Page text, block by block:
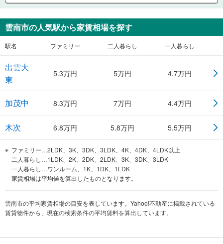
雲南市の人気駅から家賃相場を探す
駅名 ファミリー 二人暮らし 一人暮らし
出雲大
東
5.3万円 5万円 4.7万円
加茂中 8.3万円 7万円 4.4万円
木次 6.8万円 5.8万円 5.5万円
ファミリー…2LDK、3K、3DK、3LDK、4K、4DK、4LDK以上
二人暮らし…1LDK、2K、2DK、2LDK、3K、3DK、3LDK
一人暮らし…ワンルーム、1K、1DK、1LDK
家賃相場は平均値を算出したものとなります。
雲南市の平均家賃相場の目安を表しています。Yahoo!不動産に掲載されている
賃貸物件から、現在の検索条件の平均賃料を算出しています。